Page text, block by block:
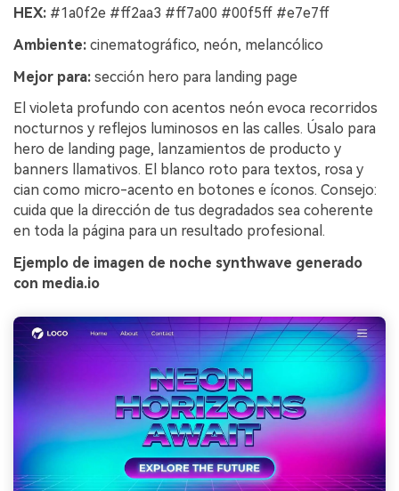
HEX: #1a0f2e #ff2aa3 #ff7a00 #00f5ff #e7e7ff
Ambiente: cinematográfico, neón, melancólico
Mejor para: sección hero para landing page
El violeta profundo con acentos neón evoca recorridos
nocturnos y reflejos luminosos en las calles. Úsalo para
hero de landing page, lanzamientos de producto y
banners llamativos. El blanco roto para textos, rosa y
cian como micro-acento en botones e íconos. Consejo:
cuida que la dirección de tus degradados sea coherente
en toda la página para un resultado profesional.
Ejemplo de imagen de noche synthwave generado
con media.io